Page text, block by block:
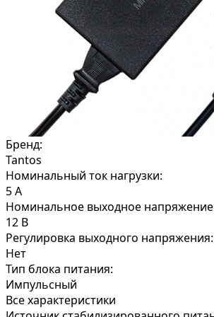
Бренд:
Tantos
Номинальный ток нагрузки:
5 А
Номинальное выходное
12 В
Регулировка выходного напряжения:
Нет
Тип блока питания:
Импульсный
Все характеристики